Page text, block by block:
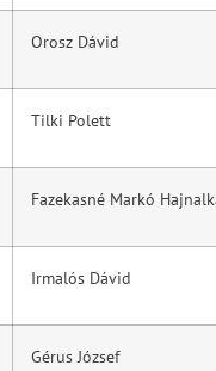
Orosz Dávid
Tilki Polett
Fazekasné Markó
Irmalós Dávid
Gérus József